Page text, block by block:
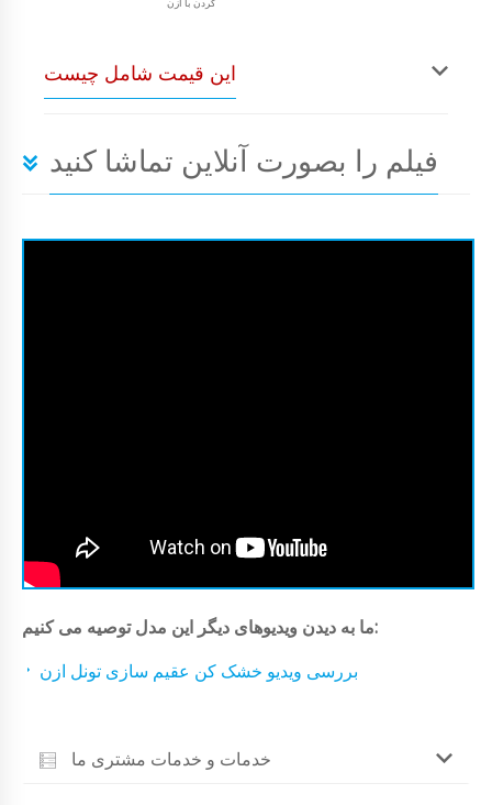
این قیمت شامل چیست
فیلم را بصورت آنلاین تماشا کنید
ما به دیدن ویدیوهای دیگر این مدل توصیه می کنیم:
بررسی ویدیو خشک کن عقیم سازی تونل ازن
خدمات و خدمات مشتری ما